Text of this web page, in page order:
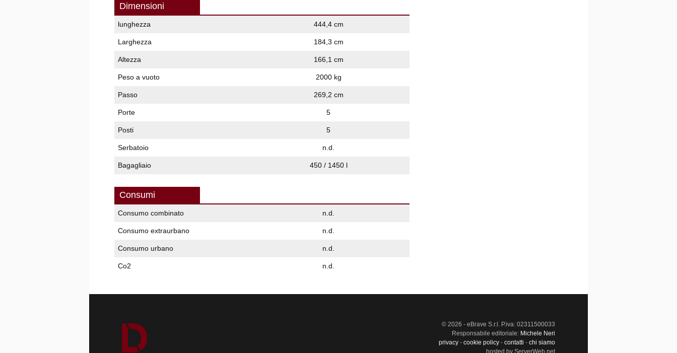
Dimensioni
lunghezza 444,4 cm
Larghezza 184,3 cm
Altezza 166,1 cm
Peso a vuoto 2000 kg
Passo 269,2 cm
Porte 5
Posti 5
Serbatoio n.d.
Bagagliaio 450 / 1450 l
Consumi
Consumo combinato n.d.
Consumo extraurbano n.d.
Consumo urbano n.d.
Co2 n.d.
© 2026 - eBrave S.r.l. P.iva: 02311500033
Responsabile editoriale: Michele Neri
privacy - cookie policy - contatti - chi siamo
hosted by ServerWeb.net